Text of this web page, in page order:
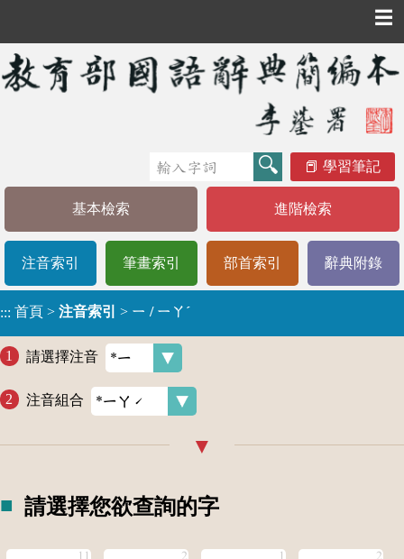
☰
學習筆記
基本檢索 進階檢索
注音索引 筆畫索引 部首索引 辭典附錄
::: 首頁 > 注音索引 > ㄧ / ㄧㄚˊ
請選擇注音
注音組合
請選擇您欲查詢的字